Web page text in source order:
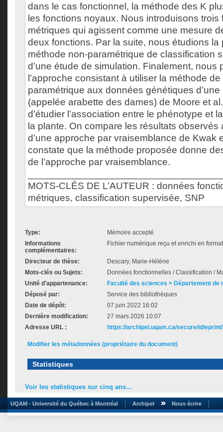
dans le cas fonctionnel, la méthode des K
les fonctions noyaux. Nous introduisons trois
métriques qui agissent comme une mesure
deux fonctions. Par la suite, nous étudions la
méthode non-paramétrique de classification
d’une étude de simulation. Finalement, nous
l’approche consistant à utiliser la méthode
paramétrique aux données génétiques
(appelée arabette des dames) de Moore et
d’étudier l’association entre le phénotype et
la plante. On compare les résultats observés
d’une approche par vraisemblance de Kwak
constate que la méthode proposée donne
de l’approche par vraisemblance.
MOTS-CLÉS DE L’AUTEUR : données
métriques, classification supervisée, SNP
Type:
Mémoire accepté
Informations
complémentaires:
Fichier numérique reçu et enrichi en
Directeur de thèse:
Descary, Marie-Hélène
Mots-clés ou Sujets:
Données fonctionnelles / Classification /
Unité d'appartenance:
Faculté des sciences > Département de
Déposé par:
Service des bibliothèques
Date de dépôt:
07 juin 2022 16:02
Dernière modification:
27 mars 2026 10:07
Adresse URL :
https://archipel.uqam.ca/secure/id/
Modifier les métadonnées (propriétaire du document)
Statistiques
Voir les statistiques sur cinq ans...
UQAM - Université du Québec à Montréal Archipel Nous écrire